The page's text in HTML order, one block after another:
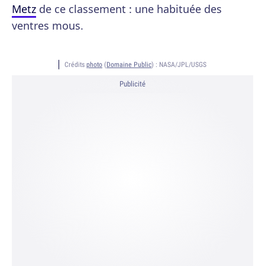
Metz de ce classement : une habituée des
ventres mous.
Crédits photo (Domaine Public) : NASA/JPL/USGS
Publicité